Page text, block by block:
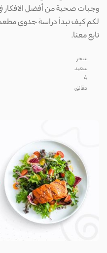
وجبات صحية من أفضل الافكار
لكم كيف تبدأ دراسة جدوي
تابع معنا.
سَحر
سعيد
4
دقائق